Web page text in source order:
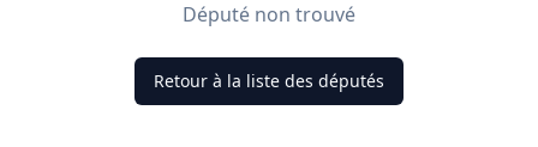
Député non trouvé
Retour à la liste des députés